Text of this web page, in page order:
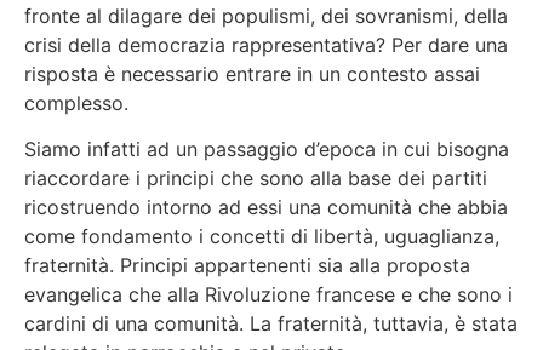
fronte al dilagare dei populismi, dei sovranismi, della
crisi della democrazia rappresentativa? Per dare una
risposta è necessario entrare in un contesto assai
complesso.
Siamo infatti ad un passaggio d’epoca in cui bisogna
riaccordare i principi che sono alla base dei partiti
ricostruendo intorno ad essi una comunità che abbia
come fondamento i concetti di libertà, uguaglianza,
fraternità. Principi appartenenti sia alla proposta
evangelica che alla Rivoluzione francese e che sono i
cardini di una comunità. La fraternità, tuttavia, è stata